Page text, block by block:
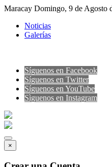
Maracay Domingo, 9 de Agosto
Noticias
Galerías
Síguenos en Facebook
Síguenos en Twitter
Síguenos en YouTube
Sìguenos en Instagram
×